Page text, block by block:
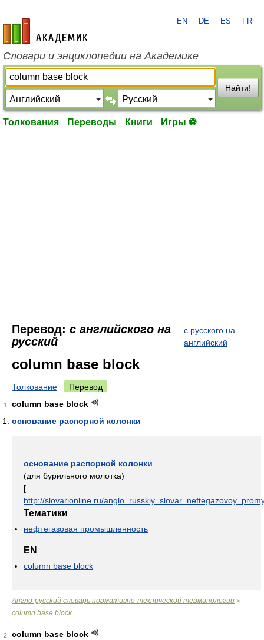
academic.ru
EN DE ES FR
Словари и энциклопедии на Академике
Найти!
Толкования Переводы Книги Игры ⚽
Перевод: с английского на
русский
с русского на
английский
column base block
Толкование Перевод
1
column base block
основание распорной колонки
основание распорной колонки
(для бурильного молотка)
[
http://slovarionline.ru/
Тематики
нефтегазовая промышленность
EN
column base block
Англо-русский словарь нормативно-технической терминологии >
column base block
2
column base block